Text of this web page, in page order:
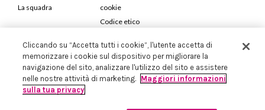
La squadra
cookie
Codice etico
HarperCollins Italia S.p.A. Viale Monte Nero, 84 - 20135 Milano
Cod. Fiscale e P.IVA 05946780151 - Capitale Sociale 258.250 €
Iscritta in Milano al Registro delle imprese nr.198004 e REA nr.1051898
Cliccando su “Accetta tutti i cookie”, l'utente accetta di
memorizzare i cookie sul dispositivo per migliorare la
navigazione del sito, analizzare l'utilizzo del sito e assistere
nelle nostre attività di marketing. Maggiori informazioni
sulla tua privacy